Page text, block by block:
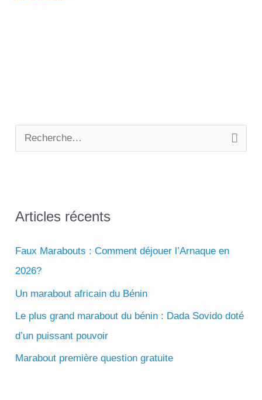
e
e
c
h
e
r
:
Articles récents
Faux Marabouts : Comment déjouer l’Arnaque en
2026?
Un marabout africain du Bénin
Le plus grand marabout du bénin : Dada Sovido doté
d’un puissant pouvoir
Marabout première question gratuite